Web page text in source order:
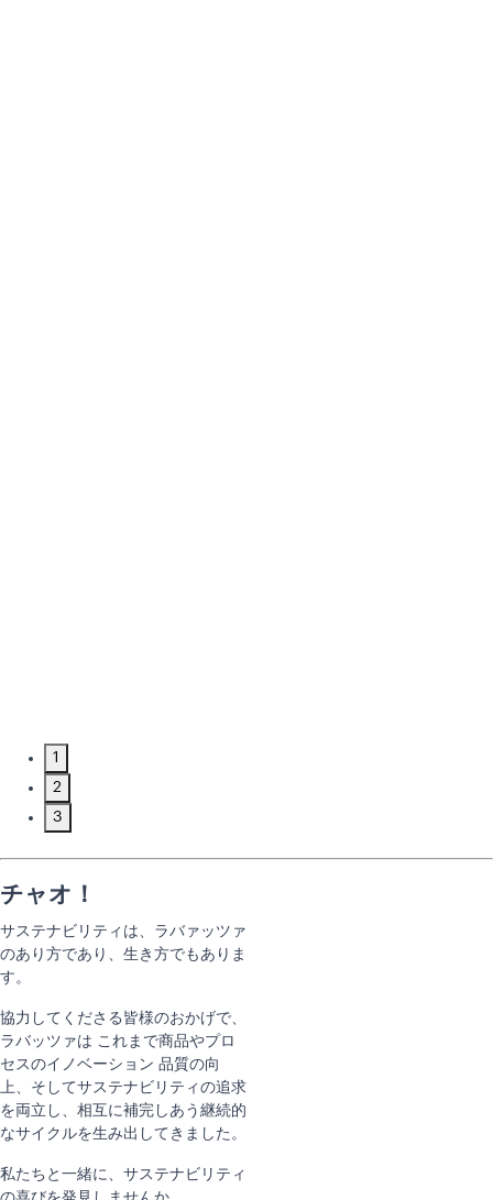
1
2
3
チャオ！
サステナビリティは、ラバァッツァ
のあり方であり、生き方でもありま
す。
協力してくださる皆様のおかげで、
ラバッツァは これまで商品やプロ
セスのイノベーション 品質の向
上、そしてサステナビリティの追求
を両立し、相互に補完しあう継続的
なサイクルを生み出してきました。
私たちと一緒に、サステナビリティ